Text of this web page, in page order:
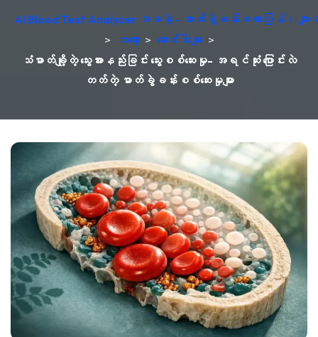
AI Blood Test Analyzer အခမဲ့ - ဓာတ်ခွဲခန်းစကားပြန်၊
> ဘလော့ > ဆောင်းပါးများ >
သံဓာတ်ချို့တဲ့ သွေးအားနည်းခြင်း သွေးစစ်ဆေးမှု- အရင်ဆုံး ပြောင်းလဲ
တတ်တဲ့ ဓာတ်ခွဲခန်းစစ်ဆေးမှုများ